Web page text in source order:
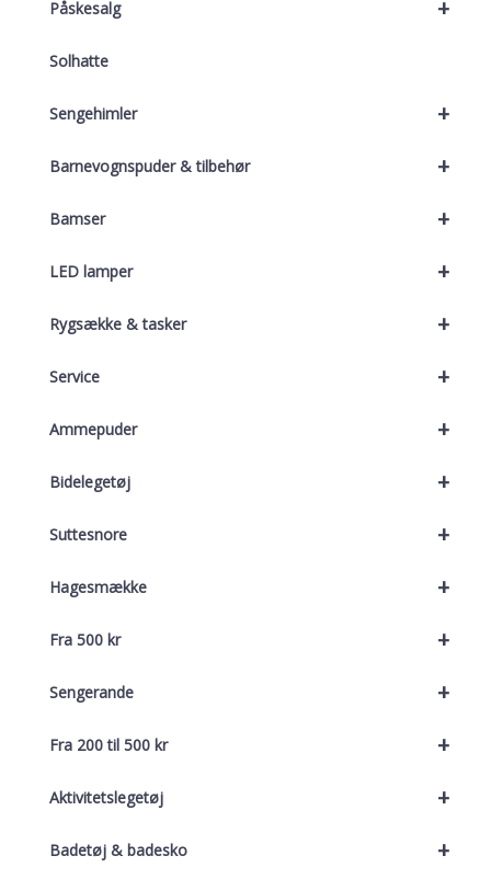
+
Påskesalg
Solhatte
+
Sengehimler
+
Barnevognspuder & tilbehør
+
Bamser
+
LED lamper
+
Rygsække & tasker
+
Service
+
Ammepuder
+
Bidelegetøj
+
Suttesnore
+
Hagesmække
+
Fra 500 kr
+
Sengerande
+
Fra 200 til 500 kr
+
Aktivitetslegetøj
+
Badetøj & badesko